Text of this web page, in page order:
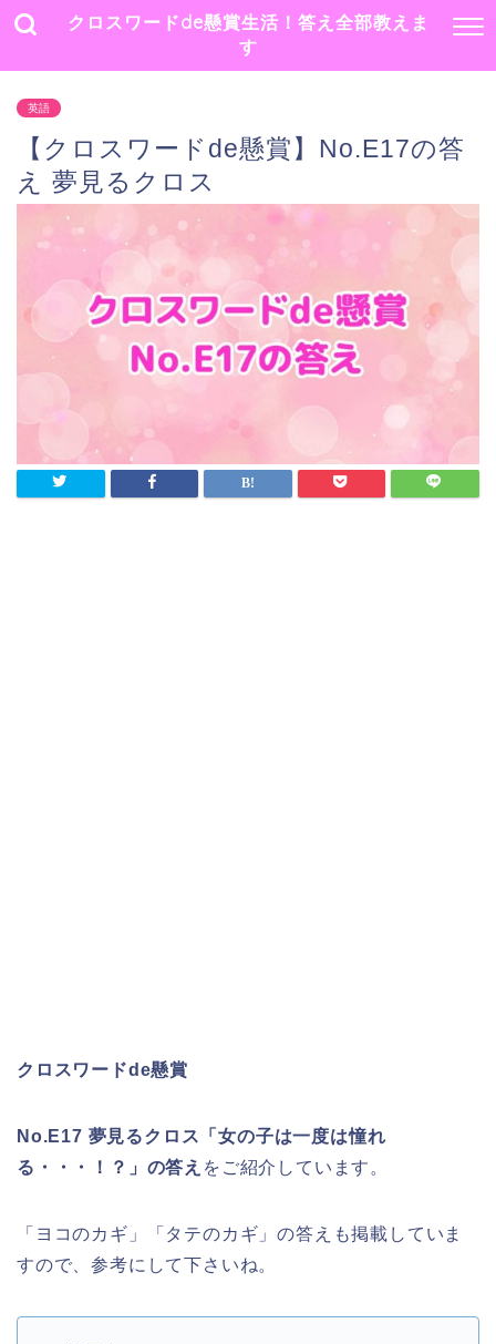
クロスワードde懸賞生活！答え全部教えま
す
英語
【クロスワードde懸賞】No.E17の答
え 夢見るクロス
クロスワードde懸賞
No.E17 夢見るクロス「女の子は一度は憧れ
る・・・！？」の答え をご紹介しています。
「ヨコのカギ」「タテのカギ」の答えも掲載していま
すので、参考にして下さいね。